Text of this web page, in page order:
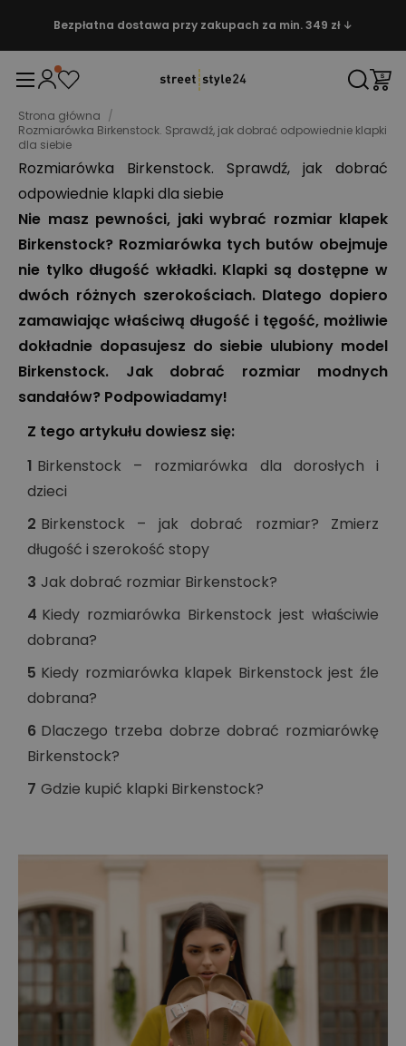
Bezpłatna dostawa przy zakupach za min. 349 zł ↓
Strona główna /
Rozmiarówka Birkenstock. Sprawdź, jak dobrać odpowiednie klapki
dla siebie
Rozmiarówka Birkenstock. Sprawdź, jak dobrać
odpowiednie klapki dla siebie
Nie masz pewności, jaki wybrać rozmiar klapek
Birkenstock? Rozmiarówka tych butów obejmuje
nie tylko długość wkładki. Klapki są dostępne w
dwóch różnych szerokościach. Dlatego dopiero
zamawiając właściwą długość i tęgość, możliwie
dokładnie dopasujesz do siebie ulubiony model
Birkenstock. Jak dobrać rozmiar modnych
sandałów? Podpowiadamy!
Z tego artykułu dowiesz się:
1 Birkenstock – rozmiarówka dla dorosłych i
dzieci
2 Birkenstock – jak dobrać rozmiar? Zmierz
długość i szerokość stopy
3 Jak dobrać rozmiar Birkenstock?
4 Kiedy rozmiarówka Birkenstock jest właściwie
dobrana?
5 Kiedy rozmiarówka klapek Birkenstock jest źle
dobrana?
6 Dlaczego trzeba dobrze dobrać rozmiarówkę
Birkenstock?
7 Gdzie kupić klapki Birkenstock?